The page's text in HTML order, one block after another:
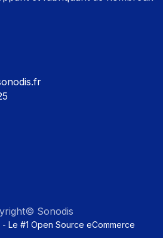
Sonodis
- Le #1Open Source eCommerce